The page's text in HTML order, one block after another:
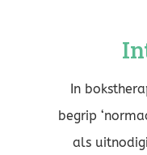
In
begrip
als